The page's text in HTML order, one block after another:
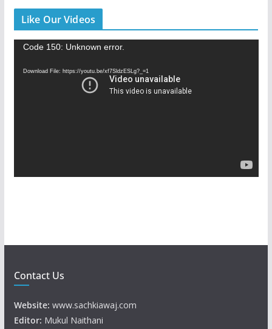
Like Our Videos
Code 150: Unknown error.
Download File: https://youtu.be/xf7SldzESLg?_=1
Contact Us
Website: www.sachkiawaj.com
Editor: Mukul Naithani